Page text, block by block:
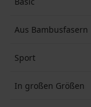
Aus Bambusfasern
Sport
In großen Größen